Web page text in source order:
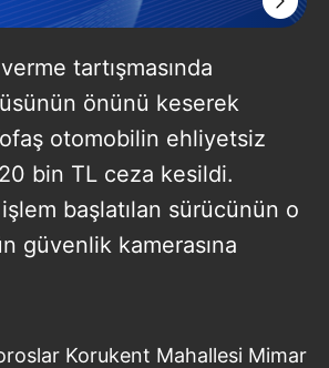
tartışmasında
önünü keserek
otomobilin ehliyetsiz
bin TL ceza kesildi.
başlatılan sürücünün o
güvenlik kamerasına
Korukent Mahallesi Mimar